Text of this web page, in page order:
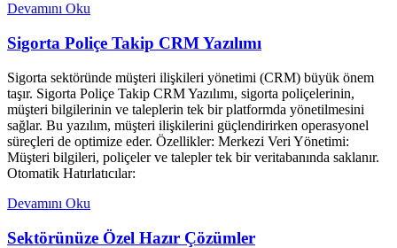
Devamını Oku
Sigorta Poliçe Takip CRM Yazılımı
Sigorta sektöründe müşteri ilişkileri yönetimi (CRM) büyük önem
taşır. Sigorta Poliçe Takip CRM Yazılımı, sigorta poliçelerinin,
müşteri bilgilerinin ve taleplerin tek bir platformda yönetilmesini
sağlar. Bu yazılım, müşteri ilişkilerini güçlendirirken operasyonel
süreçleri de optimize eder. Özellikler: Merkezi Veri Yönetimi:
Müşteri bilgileri, poliçeler ve talepler tek bir veritabanında saklanır.
Otomatik Hatırlatıcılar:
Devamını Oku
Sektörünüze Özel Hazır Çözümler